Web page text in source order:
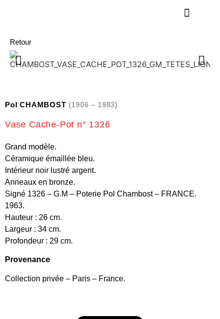
Retour
Pol CHAMBOST (1906 – 1983)
Vase Cache-Pot n° 1326
Grand modèle.
Céramique émaillée bleu.
Intérieur noir lustré argent.
Anneaux en bronze.
Signé 1326 – G.M – Poterie Pol Chambost – FRANCE.
1963.
Hauteur : 26 cm.
Largeur : 34 cm.
Profondeur : 29 cm.
Provenance
Collection privée – Paris – France.